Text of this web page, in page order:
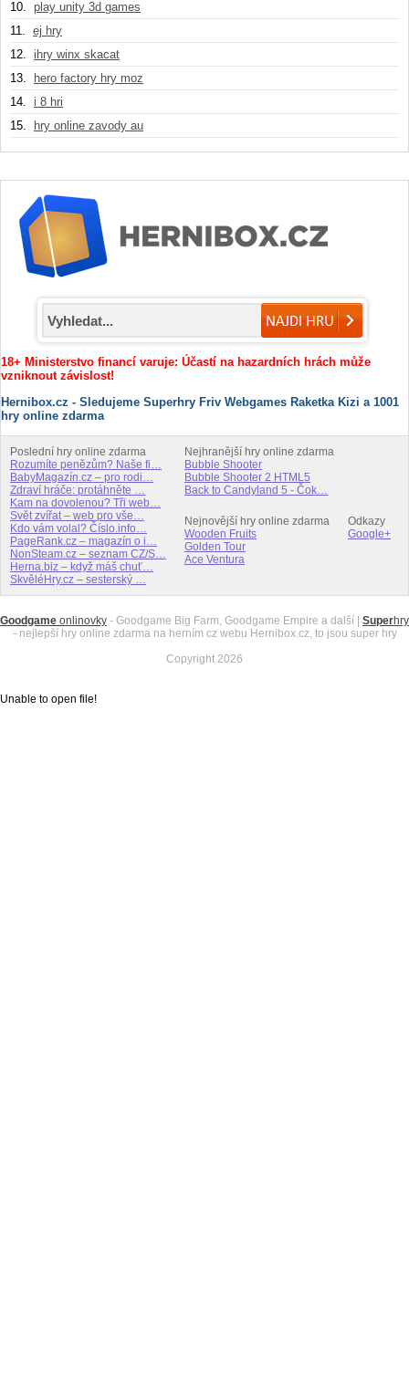
10. play unity 3d games
11. ej hry
12. ihry winx skacat
13.
hero factory hry moz
14. i 8 hri
15.
hry online zavody au
18+ Ministerstvo financí varuje: Účastí na hazardních hrách může
vzniknout závislost!
Hernibox.cz - Sledujeme Superhry Friv Webgames Raketka Kizi a 1001
hry online zdarma
Poslední hry online zdarma
Rozumíte penězům? Naše fi…
BabyMagazín.cz – pro rodi…
Zdraví hráče: protáhněte …
Kam na dovolenou? Tři web…
Svět zvířat – web pro vše…
Kdo vám volal? Číslo.info…
PageRank.cz – magazín o i…
NonSteam.cz – seznam CZ/S…
Herna.biz – když máš chuť…
SkvěléHry.cz – sesterský …
Nejhranější hry online zdarma
Bubble Shooter
Bubble Shooter 2 HTML5
Back to Candyland 5 - Čok…
Nejnovější hry online zdarma
Wooden Fruits
Golden Tour
Ace Ventura
Odkazy
Google+
Goodgame onlinovky - Goodgame Big Farm, Goodgame Empire a další | Superhry
- nejlepší hry online zdarma na herním cz webu Hernibox.cz, to jsou super hry
Copyright 2026
Unable to open file!